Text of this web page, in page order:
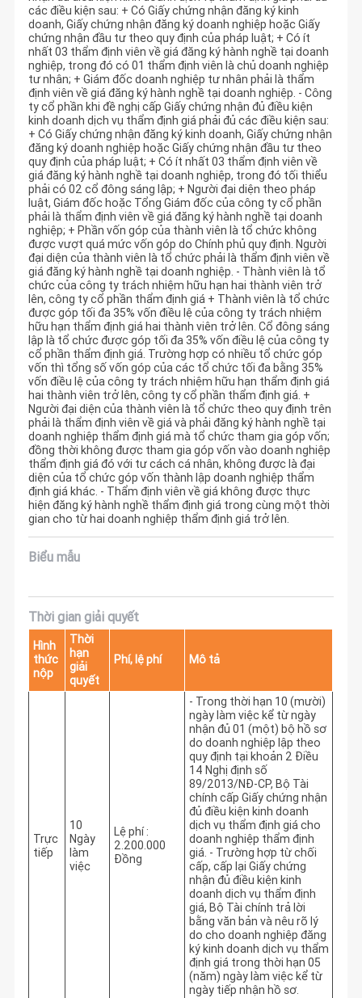
các điều kiện sau: + Có Giấy chứng nhận đăng ký kinh
doanh, Giấy chứng nhận đăng ký doanh nghiệp hoặc Giấy
chứng nhận đầu tư theo quy định của pháp luật; + Có ít
nhất 03 thẩm định viên về giá đăng ký hành nghề tại doanh
nghiệp, trong đó có 01 thẩm định viên là chủ doanh nghiệp
tư nhân; + Giám đốc doanh nghiệp tư nhân phải là thẩm
định viên về giá đăng ký hành nghề tại doanh nghiệp. - Công
ty cổ phần khi đề nghị cấp Giấy chứng nhận đủ điều kiện
kinh doanh dịch vụ thẩm định giá phải đủ các điều kiện sau:
+ Có Giấy chứng nhận đăng ký kinh doanh, Giấy chứng nhận
đăng ký doanh nghiệp hoặc Giấy chứng nhận đầu tư theo
quy định của pháp luật; + Có ít nhất 03 thẩm định viên về
giá đăng ký hành nghề tại doanh nghiệp, trong đó tối thiểu
phải có 02 cổ đông sáng lập; + Người đại diện theo pháp
luật, Giám đốc hoặc Tổng Giám đốc của công ty cổ phần
phải là thẩm định viên về giá đăng ký hành nghề tại doanh
nghiệp; + Phần vốn góp của thành viên là tổ chức không
được vượt quá mức vốn góp do Chính phủ quy định. Người
đại diện của thành viên là tổ chức phải là thẩm định viên về
giá đăng ký hành nghề tại doanh nghiệp. - Thành viên là tổ
chức của công ty trách nhiệm hữu hạn hai thành viên trở
lên, công ty cổ phần thẩm định giá + Thành viên là tổ chức
được góp tối đa 35% vốn điều lệ của công ty trách nhiệm
hữu hạn thẩm định giá hai thành viên trở lên. Cổ đông sáng
lập là tổ chức được góp tối đa 35% vốn điều lệ của công ty
cổ phần thẩm định giá. Trường hợp có nhiều tổ chức góp
vốn thì tổng số vốn góp của các tổ chức tối đa bằng 35%
vốn điều lệ của công ty trách nhiệm hữu hạn thẩm định giá
hai thành viên trở lên, công ty cổ phần thẩm định giá. +
Người đại diện của thành viên là tổ chức theo quy định trên
phải là thẩm định viên về giá và phải đăng ký hành nghề tại
doanh nghiệp thẩm định giá mà tổ chức tham gia góp vốn;
đồng thời không được tham gia góp vốn vào doanh nghiệp
thẩm định giá đó với tư cách cá nhân, không được là đại
diện của tổ chức góp vốn thành lập doanh nghiệp thẩm
định giá khác. - Thẩm định viên về giá không được thực
hiện đăng ký hành nghề thẩm định giá trong cùng một thời
gian cho từ hai doanh nghiệp thẩm định giá trở lên.
Biểu mẫu
Thời gian giải quyết
Hình
thức
nộp
Thời
hạn
giải
quyết
Phí, lệ phí Mô tả
Trực
tiếp
10
Ngày
làm
việc
Lệ phí :
2.200.000
Đồng
- Trong thời hạn 10 (mười)
ngày làm việc kể từ ngày
nhận đủ 01 (một) bộ hồ sơ
do doanh nghiệp lập theo
quy định tại khoản 2 Điều
14 Nghị định số
89/2013/NĐ-CP, Bộ Tài
chính cấp Giấy chứng nhận
đủ điều kiện kinh doanh
dịch vụ thẩm định giá cho
doanh nghiệp thẩm định
giá. - Trường hợp từ chối
cấp, cấp lại Giấy chứng
nhận đủ điều kiện kinh
doanh dịch vụ thẩm định
giá, Bộ Tài chính trả lời
bằng văn bản và nêu rõ lý
do cho doanh nghiệp đăng
ký kinh doanh dịch vụ thẩm
định giá trong thời hạn 05
(năm) ngày làm việc kể từ
ngày tiếp nhận hồ sơ.